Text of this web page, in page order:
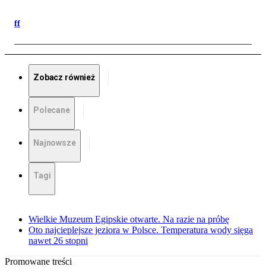
ff
Zobacz również
Polecane
Najnowsze
Tagi
Wielkie Muzeum Egipskie otwarte. Na razie na próbę
Oto najcieplejsze jeziora w Polsce. Temperatura wody sięga
nawet 26 stopni
Promowane treści